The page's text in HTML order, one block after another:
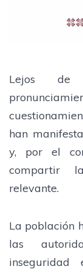
Lejos de
han
y, por el
compartir
relevante.
La población
las